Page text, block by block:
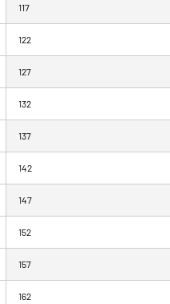
117
122
127
132
137
142
147
152
157
162